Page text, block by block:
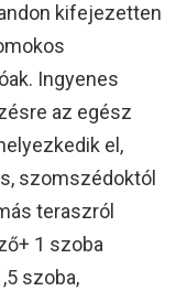
kifejezetten
Ingyenes
az egész
el,
szomszédoktól
teraszról
1 szoba
szoba,